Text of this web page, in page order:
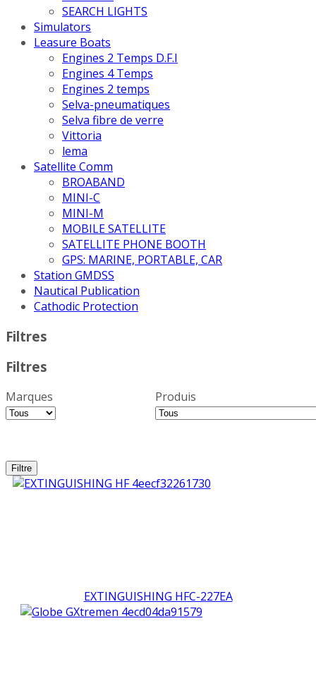
SEARCH LIGHTS
Simulators
Leasure Boats
Engines 2 Temps D.F.I
Engines 4 Temps
Engines 2 temps
Selva-pneumatiques
Selva fibre de verre
Vittoria
lema
Satellite Comm
BROABAND
MINI-C
MINI-M
MOBILE SATELLITE
SATELLITE PHONE BOOTH
GPS: MARINE, PORTABLE, CAR
Station GMDSS
Nautical Publication
Cathodic Protection
Filtres
Filtres
Marques Produis
EXTINGUISHING HFC-227EA